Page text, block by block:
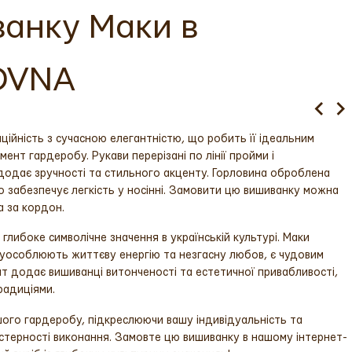
Маки в
з сучасною елегантністю, що робить її ідеальним
гардеробу. Рукави перерізані по лінії пройми і
зручності та стильного акценту. Горловина оброблена
легкість у носінні. Замовити цю вишиванку можна
за кордон.
символічне значення в українській культурі. Маки
життєву енергію та незгасну любов, є чудовим
додає вишиванці витонченості та естетичної привабливості,
гардеробу, підкреслюючи вашу індивідуальність та
виконання. Замовте цю вишиванку в нашому інтернет-